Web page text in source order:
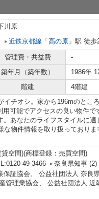
川原
近鉄京都線 「 高の原 」駅 徒歩
管理費・共益費
-
築年月（築年数）
1986年
階建 4階建
イチオシ。家から196mのとこ
可能でアクセスの良い物件で
。あなたのライフスタイルに適
な物件情報を取り扱っており
空間)(商標登録：売買空間)
49-3466
奈良県知事 (2)
保証協会、 公益社団法人 奈良
管理業協会、 公益社団法人 近